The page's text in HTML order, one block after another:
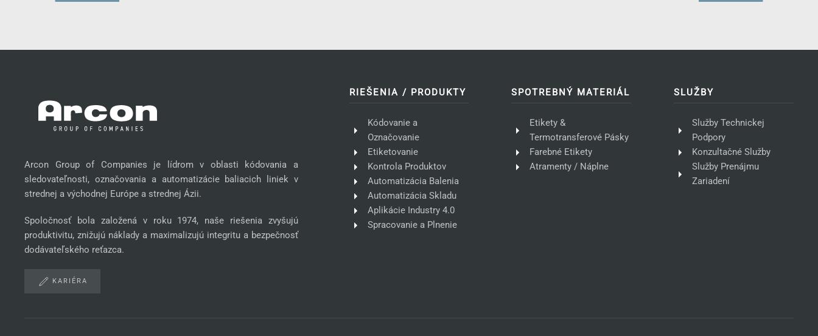
Arcon Group of Companies je lídrom v oblasti kódovania a
sledovateľnosti, označovania a automatizácie baliacich liniek v
strednej a východnej Európe a strednej Ázii.
Spoločnosť bola založená v roku 1974, naše riešenia zvyšujú
produktivitu, znižujú náklady a maximalizujú integritu a bezpečnosť
dodávateľského reťazca.
KARIÉRA
RIEŠENIA / PRODUKTY
Kódovanie a
Označovanie
Etiketovanie
Kontrola Produktov
Automatizácia Balenia
Automatizácia Skladu
Aplikácie Industry 4.0
Spracovanie a Plnenie
SPOTREBNÝ MATERIÁL
Etikety &
Termotransferové Pásky
Farebné Etikety
Atramenty / Náplne
SLUŽBY
Služby Technickej
Podpory
Konzultačné Služby
Služby Prenájmu
Zariadení